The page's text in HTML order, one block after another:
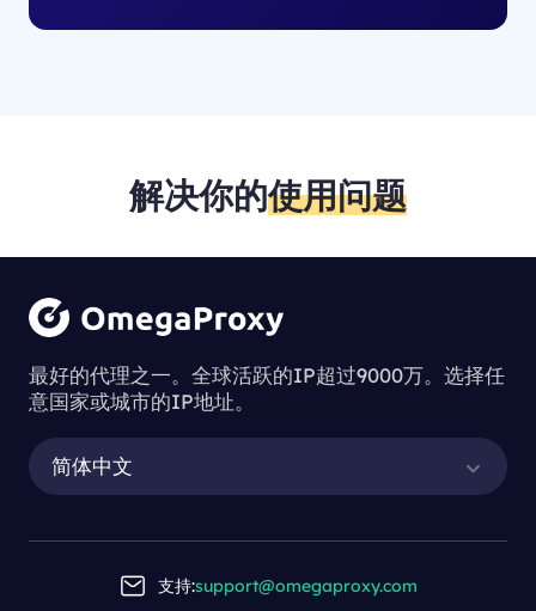
解决你的使用问题
最好的代理之一。全球活跃的IP超过9000万。选择任
意国家或城市的IP地址。
简体中文
支持:support@omegaproxy.com